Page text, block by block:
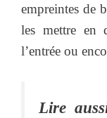
empreintes de
les mettre en
l’entrée ou
Lire